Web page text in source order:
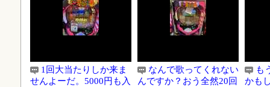
1回大当たりしか来ま
せんよーだ。5000円も入
なんで歌ってくれない
んですか？おう全然20回
も
かも